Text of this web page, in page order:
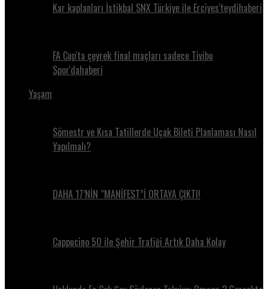
Kar kaplanları İstikbal SNX Türkiye ile Erciyes'teydihaberi
FA Cup'ta çeyrek final maçları sadece Tivibu
Spor'dahaberi
Yaşam
Sömestr ve Kısa Tatillerde Uçak Bileti Planlaması Nasıl
Yapılmalı?
DAHA 17’NİN “MANİFEST”İ ORTAYA ÇIKTI!
Cappucino 50 ile Şehir Trafiği Artık Daha Kolay